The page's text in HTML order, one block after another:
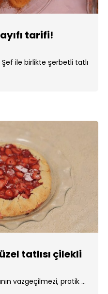
tarifi!
ile birlikte şerbetli tatlı
tatlısı çilekli
vazgeçilmezi, pratik ...